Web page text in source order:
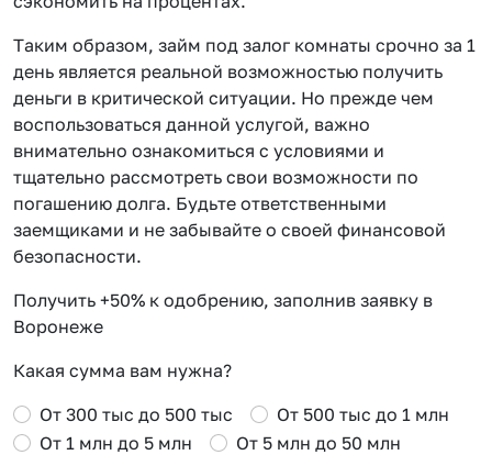
Таким образом, займ под залог комнаты срочно за 1
день является реальной возможностью получить
деньги в критической ситуации. Но прежде чем
воспользоваться данной услугой, важно
внимательно ознакомиться с условиями и
тщательно рассмотреть свои возможности по
погашению долга. Будьте ответственными
заемщиками и не забывайте о своей финансовой
безопасности.
Получить +50% к одобрению, заполнив заявку в
Воронеже
Какая сумма вам нужна?
От 300 тыс до 500 тыс
От 500 тыс до 1 млн
От 1 млн до 5 млн
От 5 млн до 50 млн